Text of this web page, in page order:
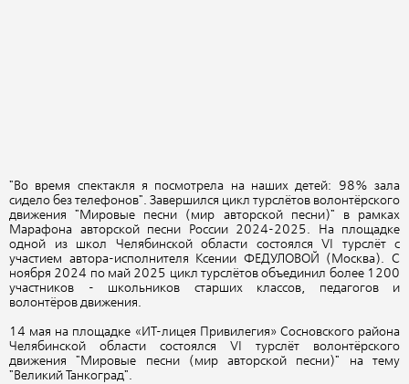
"Во время спектакля я посмотрела на наших детей: 98% зала
сидело без телефонов". Завершился цикл турслётов волонтёрского
движения "Мировые песни (мир авторской песни)" в рамках
Марафона авторской песни России 2024-2025. На площадке
одной из школ Челябинской области состоялся VI турслёт с
участием автора-исполнителя Ксении ФЕДУЛОВОЙ (Москва). С
ноября 2024 по май 2025 цикл турслётов объединил более 1200
участников - школьников старших классов, педагогов и
волонтёров движения.
14 мая на площадке «ИТ-лицея Привилегия» Сосновского района
Челябинской области состоялся VI турслёт волонтёрского
движения "Мировые песни (мир авторской песни)" на тему
"Великий Танкоград".